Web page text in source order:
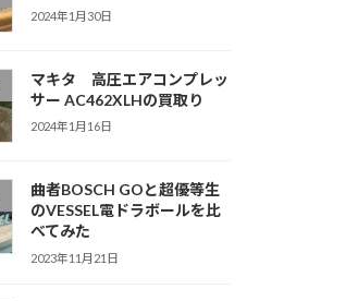
2024年1月30日
マキタ 高圧エアコンプレッ
サー AC462XLHの買取り
2024年1月16日
曲者BOSCH GOと超優等生
のVESSEL電ドラボールを比
べてみた
2023年11月21日